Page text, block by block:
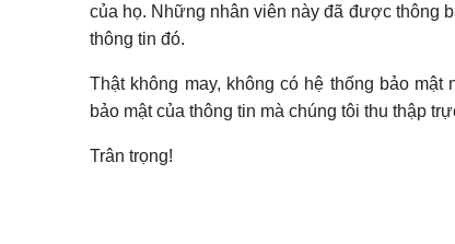
của họ. Những nhân viên này đã được thông
thông tin đó.
Thật không may, không có hệ thống bảo
bảo mật của thông tin mà chúng tôi thu thập
Trân trọng!